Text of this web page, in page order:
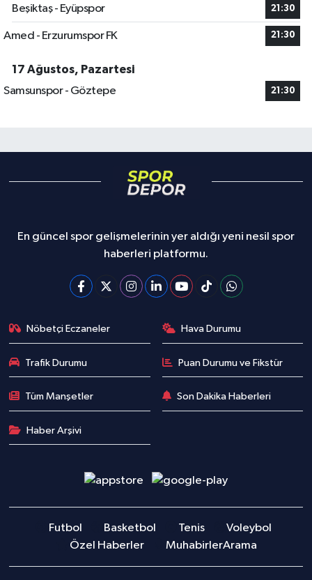
Beşiktaş - Eyüpspor 21:30
Amed - Erzurumspor FK 21:30
17 Ağustos, Pazartesi
Samsunspor - Göztepe
21:30
En güncel spor gelişmelerinin yer aldığı yeni nesil spor
haberleri platformu.
Nöbetçi Eczaneler Hava Durumu
Trafik Durumu Puan Durumu ve Fikstür
Tüm Manşetler Son Dakika Haberleri
Haber Arşivi
Futbol Basketbol Tenis
Voleybol
Özel Haberler
MuhabirlerArama